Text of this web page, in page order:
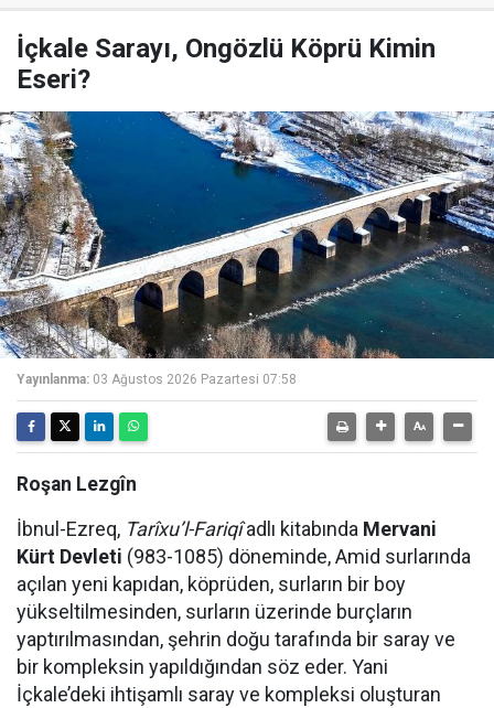
İçkale Sarayı, Ongözlü Köprü Kimin
Eseri?
Yayınlanma: 03 Ağustos 2026 Pazartesi 07:58
Roşan Lezgîn
İbnul-Ezreq, Tarîxu’l-Fariqîadlı kitabında Mervani
Kürt Devleti (983-1085) döneminde, Amid surlarında
açılan yeni kapıdan, köprüden, surların bir boy
yükseltilmesinden, surların üzerinde burçların
yaptırılmasından, şehrin doğu tarafında bir saray ve
bir kompleksin yapıldığından söz eder. Yani
İçkale’deki ihtişamlı saray ve kompleksi oluşturan